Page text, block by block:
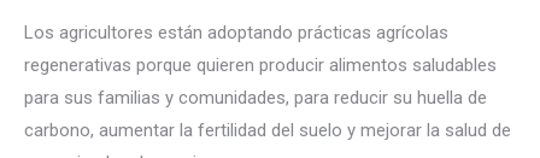
Los agricultores están adoptando prácticas agrícolas
regenerativas porque quieren producir alimentos saludables
para sus familias y comunidades, para reducir su huella de
carbono, aumentar la fertilidad del suelo y mejorar la salud de